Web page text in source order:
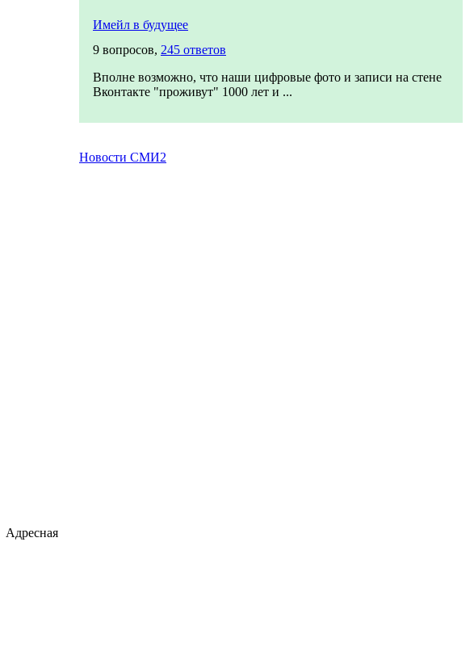
Адресная
Имейл в будущее
9 вопросов, 245 ответов
Вполне возможно, что наши цифровые фото и записи на стене
Вконтакте "проживут" 1000 лет и ...
Новости СМИ2